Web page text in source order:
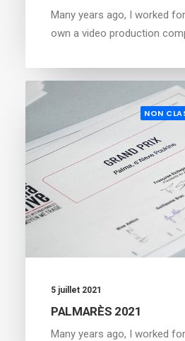
Many years ago, I worked
own a video production
NON
5 juillet 2021
PALMARÈS 2021
Many years ago, I worked